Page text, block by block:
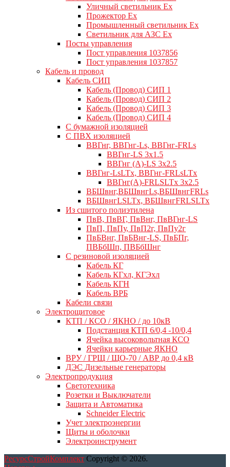
Уличный светильник Ex
Прожектор Ex
Промышленный светильник Ex
Светильник для АЗС Ex
Посты управления
Пост управления 1037856
Пост управления 1037857
Кабель и провод
Кабель СИП
Кабель (Провод) СИП 1
Кабель (Провод) СИП 2
Кабель (Провод) СИП 3
Кабель (Провод) СИП 4
С бумажной изоляцией
С ПВХ изоляцией
ВВГнг, ВВГнг-Ls, ВВГнг-FRLs
ВВГнг-LS 3х1.5
ВВГнг (А)-LS 3х2.5
ВВГнг-LsLTx, ВВГнг-FRLsLTx
ВВГнг(А)-FRLSLTx 3х2.5
ВБШвнг,ВБШвнгLs,ВБШвнгFRLs
ВБШвнгLSLTx, ВБШвнгFRLSLTx
Из сшитого полиэтилена
ПвВ, ПвВГ, ПвВнг, ПвВГнг-LS
ПвП, ПвПу, ПвП2г, ПвПу2г
ПвБВнг, ПвБВнг-LS, ПвБПг,
ПВБбШп, ПВБбШнг
C резиновой изоляцией
Кабель КГ
Кабель КГхл, КГЭхл
Кабель КГН
Кабель ВРБ
Кабели связи
Электрощитовое
КТП / КСО / ЯКНО / до 10кВ
Подстанция КТП 6/0,4 -10/0,4
Ячейка высоковольтная КСО
Ячейки карьерные ЯКНО
ВРУ / ГРЩ / ЩО-70 / АВР до 0,4 кВ
ДЭС Дизельные генераторы
Электропродукция
Светотехника
Розетки и Выключатели
Защита и Автоматика
Schneider Electric
Учет электроэнергии
Щиты и оболочки
Электроинструмент
РесурсСтройКомплект Copyright © 2026.